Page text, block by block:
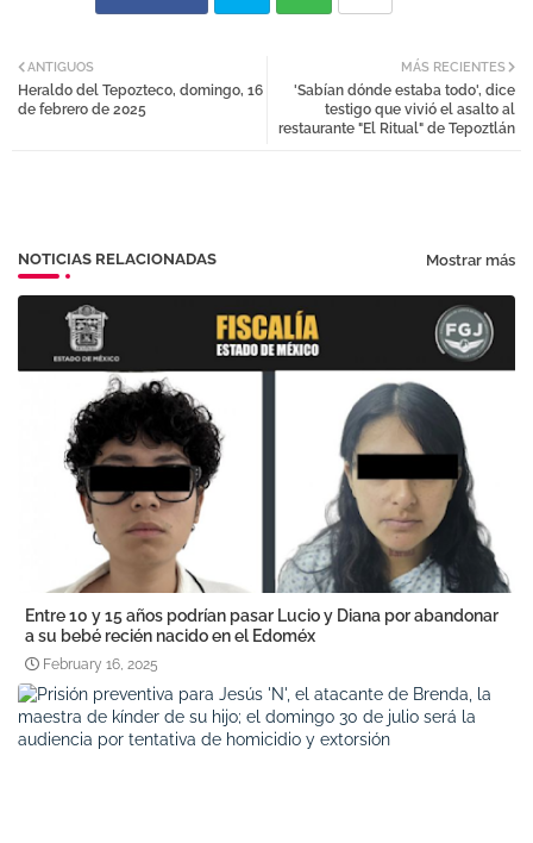
tter atsa
MÁS RECIENTES
'Sabían dónde estaba todo', dice
testigo que vivió el asalto al
restaurante "El Ritual" de Tepoztlán
ANTIGUOS
Heraldo del Tepozteco, domingo, 16
de febrero de 2025
NOTICIAS RELACIONADAS Mostrar más
Entre 10 y 15 años podrían pasar Lucio y Diana por abandonar
a su bebé recién nacido en el Edoméx
February 16, 2025